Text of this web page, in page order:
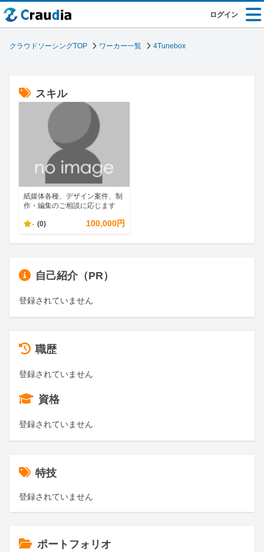
ログイン
クラウドソーシングTOP ワーカー一覧 4Tunebox
スキル
紙媒体各種、デザイン案件、制
作・編集のご相談に応じます
- (0) 100,000円
自己紹介（PR）
登録されていません
職歴
登録されていません
資格
登録されていません
特技
登録されていません
ポートフォリオ